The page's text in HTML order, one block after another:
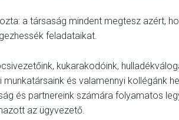
a társaság mindent megtesz azért,
feladataikat.
kukarakodóink,
és valamennyi kollégánk
és partnereink számára folyamatos
az ügyvezető.